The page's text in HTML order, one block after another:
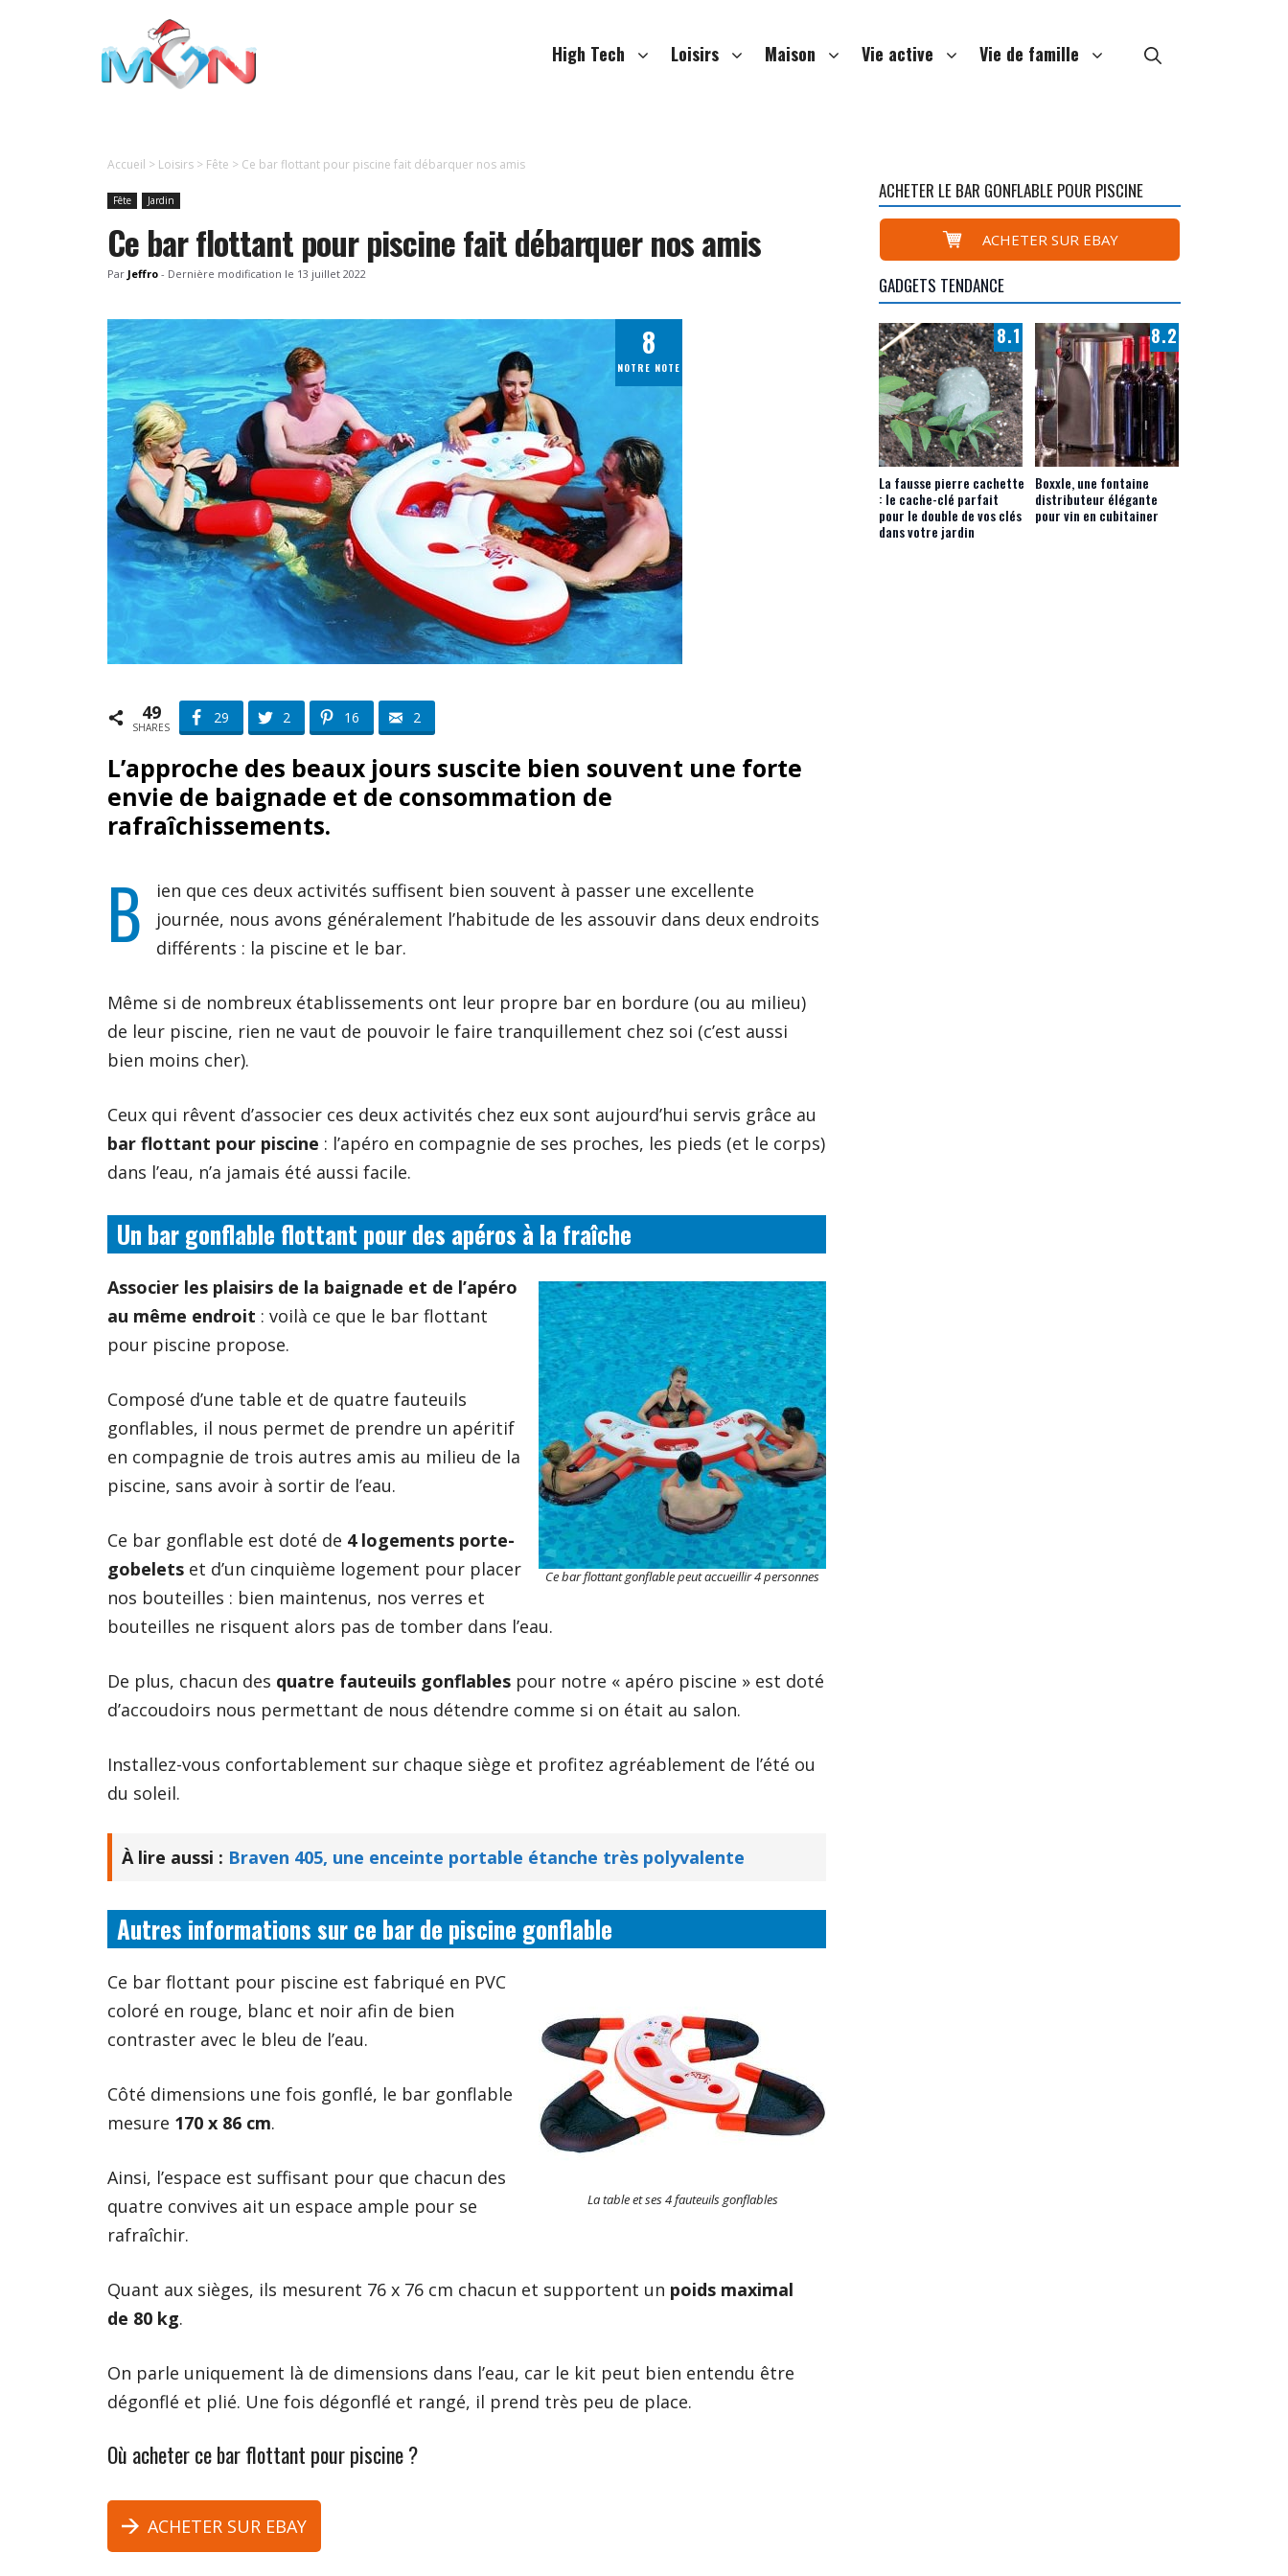
High Tech Loisirs Maison Vie active Vie de famille
Accueil > Loisirs > Fête > Ce bar flottant pour piscine fait débarquer nos amis
Fête Jardin
Ce bar flottant pour piscine fait débarquer nos amis
Par Jeffro - Dernière modification le 13 juillet 2022
8
NOTRE NOTE
49
SHARES
29 2 16 2
L’approche des beaux jours suscite bien souvent une forte
envie de baignade et de consommation de
rafraîchissements.
B
ien que ces deux activités suffisent bien souvent à passer une excellente
journée, nous avons généralement l’habitude de les assouvir dans deux endroits
différents : la piscine et le bar.
Même si de nombreux établissements ont leur propre bar en bordure (ou au milieu)
de leur piscine, rien ne vaut de pouvoir le faire tranquillement chez soi (c’est aussi
bien moins cher).
Ceux qui rêvent d’associer ces deux activités chez eux sont aujourd’hui servis grâce au
bar flottant pour piscine : l’apéro en compagnie de ses proches, les pieds (et le corps)
dans l’eau, n’a jamais été aussi facile.
Un bar gonflable flottant pour des apéros à la fraîche
Ce bar flottant gonflable peut accueillir 4 personnes
Associer les plaisirs de la baignade et de l’apéro
au même endroit : voilà ce que le bar flottant
pour piscine propose.
Composé d’une table et de quatre fauteuils
gonflables, il nous permet de prendre un apéritif
en compagnie de trois autres amis au milieu de la
piscine, sans avoir à sortir de l’eau.
Ce bar gonflable est doté de 4 logements porte-
gobelets et d’un cinquième logement pour placer
nos bouteilles : bien maintenus, nos verres et
bouteilles ne risquent alors pas de tomber dans l’eau.
De plus, chacun des quatre fauteuils gonflables pour notre « apéro piscine » est doté
d’accoudoirs nous permettant de nous détendre comme si on était au salon.
Installez-vous confortablement sur chaque siège et profitez agréablement de l’été ou
du soleil.
À lire aussi : Braven 405, une enceinte portable étanche très polyvalente
Autres informations sur ce bar de piscine gonflable
La table et ses 4 fauteuils gonflables
Ce bar flottant pour piscine est fabriqué en PVC
coloré en rouge, blanc et noir afin de bien
contraster avec le bleu de l’eau.
Côté dimensions une fois gonflé, le bar gonflable
mesure 170 x 86 cm.
Ainsi, l’espace est suffisant pour que chacun des
quatre convives ait un espace ample pour se
rafraîchir.
Quant aux sièges, ils mesurent 76 x 76 cm chacun et supportent un poids maximal
de 80 kg.
On parle uniquement là de dimensions dans l’eau, car le kit peut bien entendu être
dégonflé et plié. Une fois dégonflé et rangé, il prend très peu de place.
Où acheter ce bar flottant pour piscine ?
ACHETER SUR EBAY
ACHETER LE BAR GONFLABLE POUR PISCINE
ACHETER SUR EBAY
GADGETS TENDANCE
8.1
La fausse pierre cachette
: le cache-clé parfait
pour le double de vos clés
dans votre jardin
8.2
Boxxle, une fontaine
distributeur élégante
pour vin en cubitainer